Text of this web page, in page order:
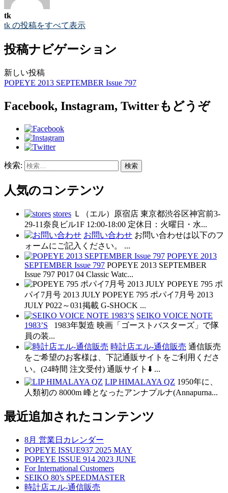
tk
tk の投稿をすべて表示
投稿ナビゲーション
新しい投稿
POPEYE 2013 SEPTEMBER Issue 797
Facebook, Instagram, Twitterもどうぞ
検索:
人気のコンテンツ
stores Ｌ（エル）原宿店 東京都渋谷区神宮前3-
29-11奈良ビル1F 12:00-18:00 定休日：火曜日・水...
お問い合わせ お問い合わせは以下のフ
ォームにご記入ください。 ...
POPEYE 2013
SEPTEMBER Issue 797 POPEYE 2013 SEPTEMBER
Issue 797 P017 04 Classic Watc...
POPEYE 795 ポ
パイ7月号 2013 JULY POPEYE 795 ポパイ7月号 2013
JULY P022～031掲載 G-SHOCK ...
SEIKO VOICE NOTE
1983’S
1983年製造 映画「ゴーストバスターズ」で隊
員の装...
時計店エル-通信販売 通信販売
をご希望のお客様は、下記通販サイトをご利用くださ
い。(24時間 注文受付) 通販サイト⬇️ ...
LIP HIMALAYA QZ 1950年に、
人類初の 8000m 峰となったアンナプルナ(Annapurna...
最近追加されたコンテンツ
8月 営業日カレンダー
POPEYE ISSUE937 2025 MAY
POPEYE ISSUE 914 2023 JUNE
For International Customers
SEIKO 80’s SPEEDMASTER
時計店エル-通信販売